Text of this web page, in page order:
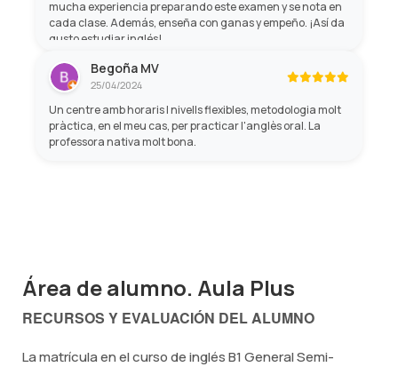
mucha experiencia preparando este examen y se nota en
cada clase. Además, enseña con ganas y empeño. ¡Así da
gusto estudiar inglés!
Begoña MV
25/04/2024
Un centre amb horaris I nivells flexibles, metodologia molt
pràctica, en el meu cas, per practicar l'anglès oral. La
professora nativa molt bona.
Área de alumno. Aula Plus
RECURSOS Y EVALUACIÓN DEL ALUMNO
La matrícula en el curso de inglés B1 General Semi-